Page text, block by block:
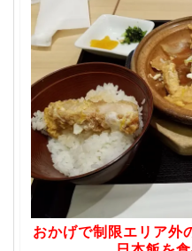
おかげで制限エリア外